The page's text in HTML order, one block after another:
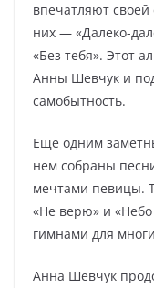
впечатляют
них — «Далеко-
«Без тебя». Этот
Анны Шевчук и
самобытность.
Еще одним
нем собраны
мечтами певицы.
«Не верю» и
гимнами для
Анна Шевчук